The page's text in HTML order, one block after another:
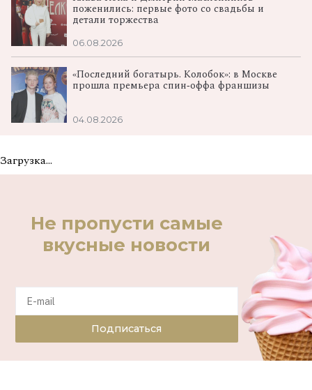
поженились: первые фото со свадьбы и
детали торжества
06.08.2026
«Последний богатырь. Колобок»: в Москве
прошла премьера спин‑оффа франшизы
04.08.2026
Загрузка...
Не пропусти самые
вкусные новости
Подписаться